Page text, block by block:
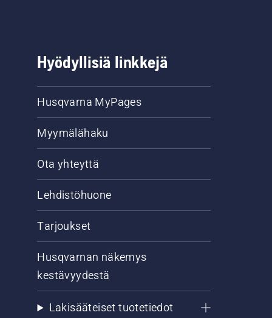
Hyödyllisiä linkkejä
Husqvarna MyPages
Myymälähaku
Ota yhteyttä
Lehdistöhuone
Tarjoukset
Husqvarnan näkemys
kestävyydestä
Lakisääteiset tuotetiedot